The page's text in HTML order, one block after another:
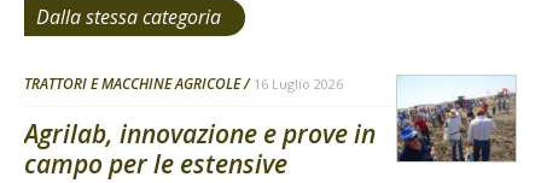
Dalla stessa categoria
TRATTORI E MACCHINE AGRICOLE 16 Luglio 2026
Agrilab, innovazione e prove in
campo per le estensive